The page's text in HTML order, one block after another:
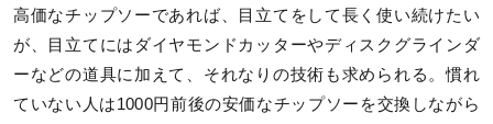
高価なチップソーであれば、目立てをして長く使い続けたい
が、目立てにはダイヤモンドカッターやディスクグラインダ
ーなどの道具に加えて、それなりの技術も求められる。慣れ
ていない人は1000円前後の安価なチップソーを交換しながら